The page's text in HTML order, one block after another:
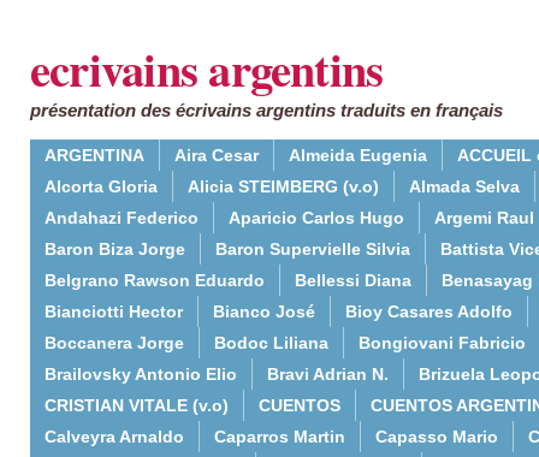
ecrivains argentins
présentation des écrivains argentins traduits en français
ARGENTINA Aira Cesar Almeida Eugenia
ACCUEIL
Alcorta Gloria
Alicia STEIMBERG (v.o)
Almada Selva
Andahazi Federico
Aparicio Carlos Hugo
Argemi Raul
Baron Biza Jorge
Baron Supervielle Silvia
Battista
Belgrano Rawson Eduardo
Bellessi Diana
Benasayag
Bianciotti Hector
Bianco José
Bioy Casares Adolfo
Boccanera Jorge
Bodoc Liliana
Bongiovani Fabricio
Brailovsky Antonio Elio
Bravi Adrian N.
Brizuela
CRISTIAN VITALE (v.o)
CUENTOS
CUENTOS
Calveyra Arnaldo
Caparros Martin Capasso Mario